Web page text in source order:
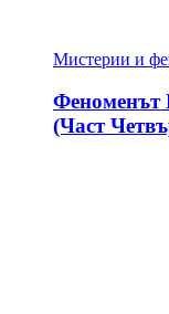
Мистерии и
Феноменът
(Част